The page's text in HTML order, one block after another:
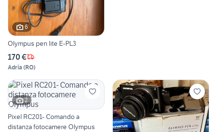
6
Olympus pen lite E-PL3
170 €
Adria (RO)
2
Pixel RC201- Comando a
distanza fotocamere Olympus